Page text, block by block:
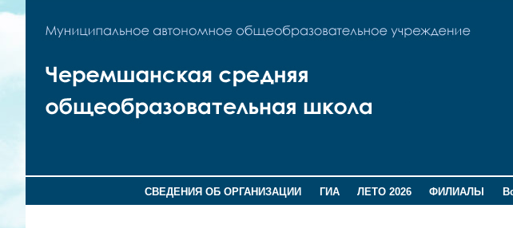
СВЕДЕНИЯ ОБ ОРГАНИЗАЦИИ ГИА ЛЕТО 2026 ФИЛИАЛЫ